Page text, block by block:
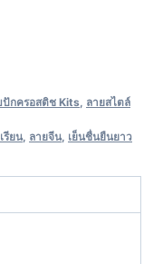
กครอสติช Kits
ลายสไตล์
รียน, ลายจีน, เย็นชื่นยืนยาว